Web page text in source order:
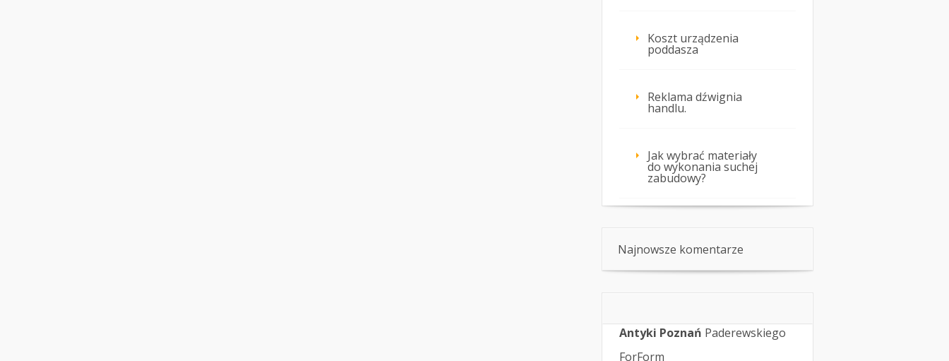
Koszt urządzenia
poddasza
Reklama dźwignia
handlu.
Jak wybrać materiały
do wykonania suchej
zabudowy?
Najnowsze komentarze
Antyki Poznań Paderewskiego
ForForm